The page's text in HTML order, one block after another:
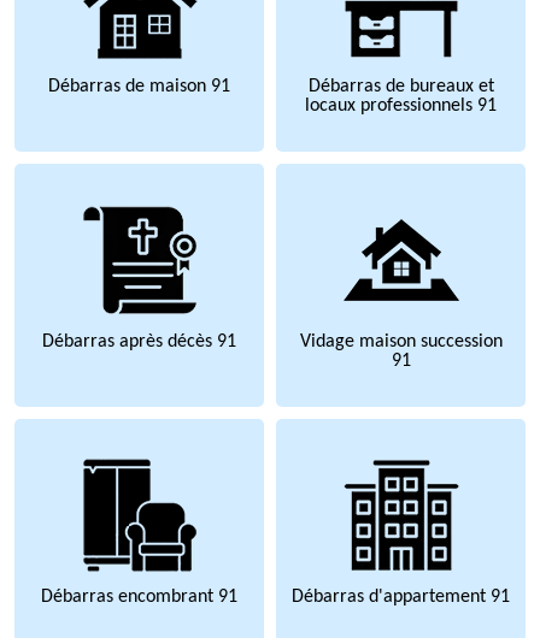
Débarras de maison 91
Débarras de bureaux et
locaux professionnels 91
Débarras après décès 91
Vidage maison succession
91
Débarras encombrant 91 Débarras d'appartement 91